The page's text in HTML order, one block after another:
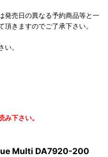
発売日の異なる予約商品等と一
きますのでご了承下さい。
。
下さい。
Multi DA7920-200